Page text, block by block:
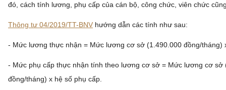
đó, cách tính lương, phụ cấp của cán bộ, công chức, viên chức
Thông tư 04/2019/TT-BNV hướng dẫn các tính như sau:
- Mức lương thực nhận = Mức lương cơ sở (1.490.000 đồng/tháng)
- Mức phụ cấp thực nhận tính theo lương cơ sở = Mức lương cơ sở
đồng/tháng) x hệ số phụ cấp.